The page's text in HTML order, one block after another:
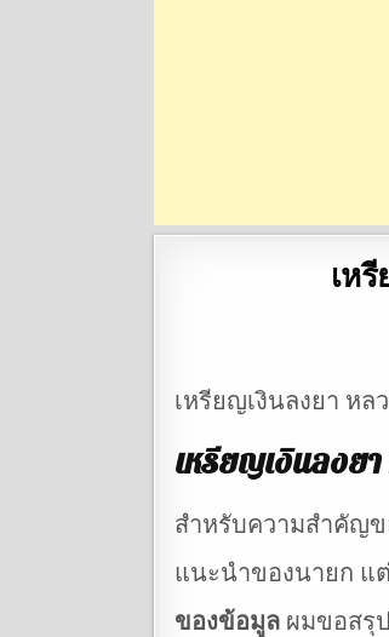
เห
เหรียญเงินลงยา ห
เหรียญเงินลงย
สำหรับความสำคัญข
แนะนำของนายก แ
ของข้อมูล ผมขอสรุ